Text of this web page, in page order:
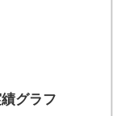
グラフ